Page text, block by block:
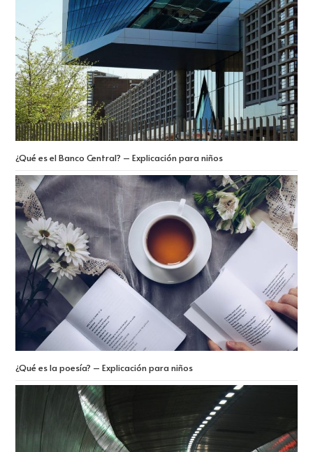
¿Qué es el Banco Central? – Explicación para niños
¿Qué es la poesía? – Explicación para niños